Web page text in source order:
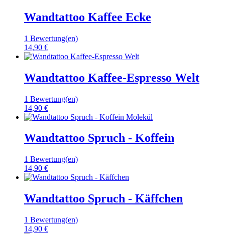
Wandtattoo Kaffee Ecke
1 Bewertung(en)
14,90 €
Wandtattoo Kaffee-Espresso Welt
1 Bewertung(en)
14,90 €
Wandtattoo Spruch - Koffein
1 Bewertung(en)
14,90 €
Wandtattoo Spruch - Käffchen
1 Bewertung(en)
14,90 €